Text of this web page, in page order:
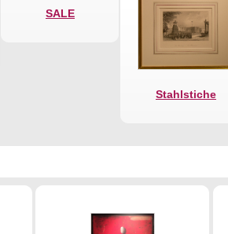
SALE
Stahlstiche